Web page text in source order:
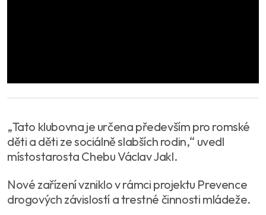
„Tato klubovna je určena především pro romské
děti a děti ze sociálně slabších rodin,“ uvedl
místostarosta Chebu Václav Jakl.
Nové zařízení vzniklo v rámci projektu Prevence
drogových závislostí a trestné činnosti mládeže.